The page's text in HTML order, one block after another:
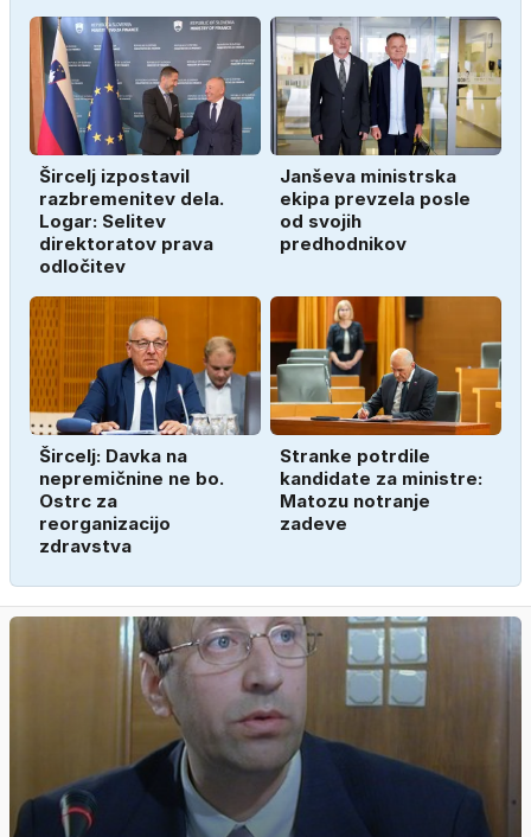
Šircelj izpostavil
razbremenitev dela.
Logar: Selitev
direktoratov prava
odločitev
Janševa ministrska
ekipa prevzela posle
od svojih
predhodnikov
Šircelj: Davka na
nepremičnine ne bo.
Ostrc za
reorganizacijo
zdravstva
Stranke potrdile
kandidate za ministre:
Matozu notranje
zadeve